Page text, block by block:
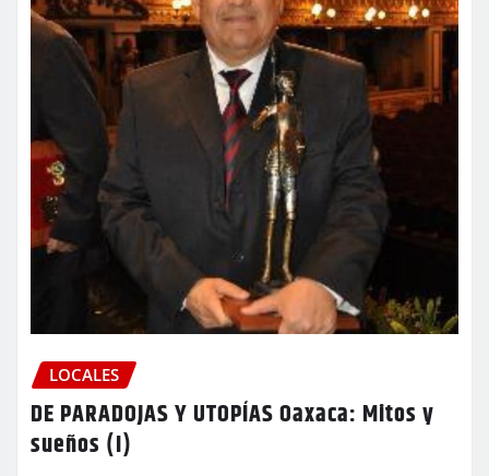
LOCALES
DE PARADOJAS Y UTOPÍAS Oaxaca: Mitos y
sueños (I)